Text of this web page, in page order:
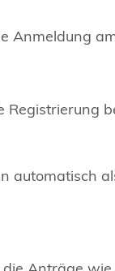
Anmeldung
Registrierung
automatisch